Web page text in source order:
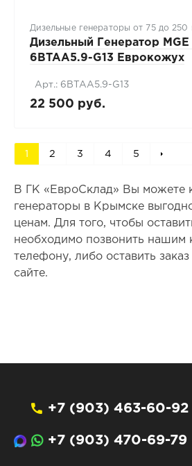
Дизельные генераторы от 75 до 250
Дизельный Генератор
6BTAA5.9-G13 Еврокожух
Арт.: 6BTAA5.9-G13
22 500 руб.
1 2 3 4 5
В ГК «ЕвроСклад» Вы можете
генераторы в Крымске
ценам. Для того, чтобы
необходимо позвонить нашим
телефону, либо оставить
сайте.
+7 (903) 463-60-92
+7 (903) 470-69-79